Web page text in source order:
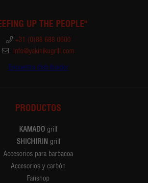
UP THE PEOPLE"
+31 (0)88 688 0600
info@yakinikugrill.com
Encuentra distribuidor
PRODUCTOS
KAMADO grill
SHICHIRIN grill
Accesorios para barbacoa
Accesorios y carbón
Fanshop